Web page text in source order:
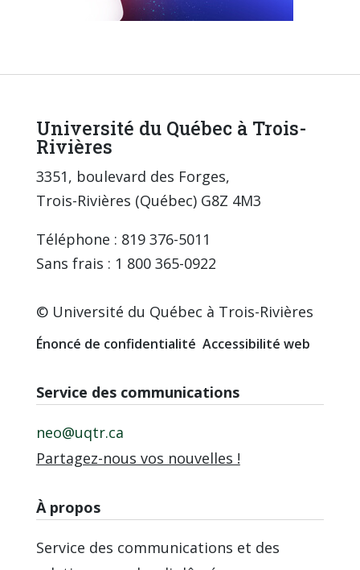
Université du Québec à Trois-
Rivières
3351, boulevard des Forges,
Trois-Rivières (Québec) G8Z 4M3
Téléphone : 819 376-5011
Sans frais : 1 800 365-0922
© Université du Québec à Trois-Rivières
Énoncé de confidentialité Accessibilité web
Service des communications
neo@uqtr.ca
Partagez-nous vos nouvelles !
À propos
Service des communications et des